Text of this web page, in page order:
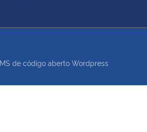
de código aberto Wordpress